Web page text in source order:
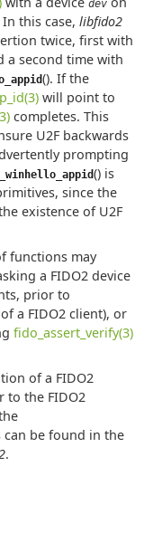
dev
this case, libfido2
twice, first with
a second time with
(). If the
will point to
completes. This
U2F backwards
prompting
() is
since the
existence of U2F
functions may
a FIDO2 device
prior to
a FIDO2 client), or
fido_assert_verify(3)
of a FIDO2
to the FIDO2
be found in the
.